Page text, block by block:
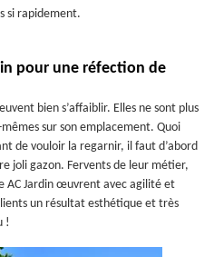
si rapidement.
pour une réfection de
bien s’affaiblir. Elles ne sont plus
sur son emplacement. Quoi
de vouloir la regarnir, il faut d’abord
joli gazon. Fervents de leur métier,
AC Jardin œuvrent avec agilité et
un résultat esthétique et très
!